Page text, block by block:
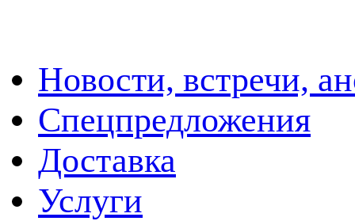
Новости, встречи,
Спецпредложения
Доставка
Услуги